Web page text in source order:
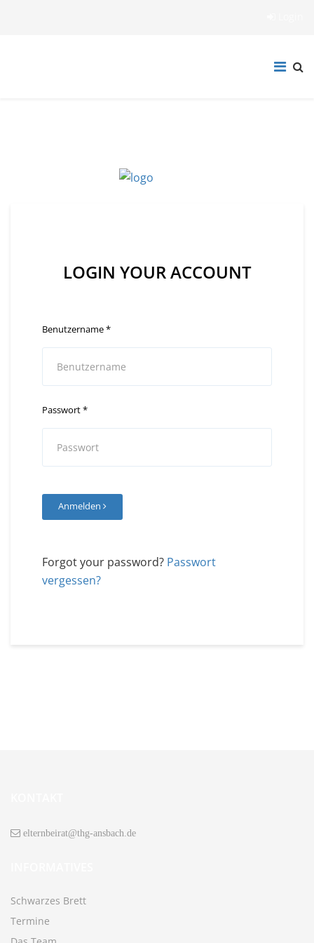
LOGIN YOUR ACCOUNT
Benutzername*
Passwort*
Anmelden
Forgot your password? Passwort
vergessen?
elternbeirat@thg-ansbach.de
Schwarzes Brett
Termine